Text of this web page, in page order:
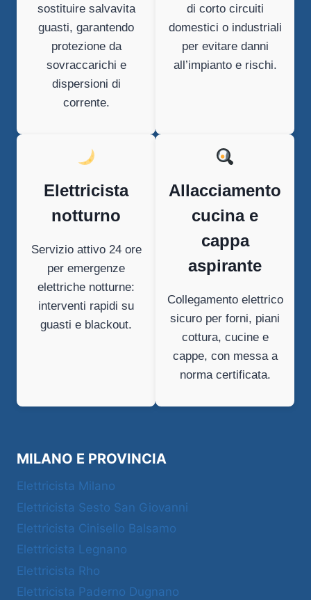
sostituire salvavita
guasti, garantendo
protezione da
sovraccarichi e
dispersioni di
corrente.
di corto circuiti
domestici o industriali
per evitare danni
all’impianto e rischi.
Elettricista
notturno
Servizio attivo 24 ore
per emergenze
elettriche notturne:
interventi rapidi su
guasti e blackout.
Allacciamento
cucina e
cappa
aspirante
Collegamento elettrico
sicuro per forni, piani
cottura, cucine e
cappe, con messa a
norma certificata.
MILANO E PROVINCIA
Elettricista Milano
Elettricista Sesto San Giovanni
Elettricista Cinisello Balsamo
Elettricista Legnano
Elettricista Rho
Elettricista Paderno Dugnano